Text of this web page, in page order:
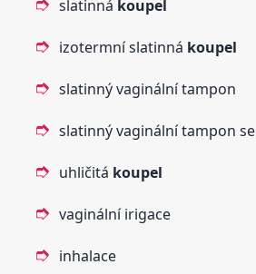
slatinná koupel
izotermní slatinná koupel
slatinný vaginální tampon
slatinný vaginální tampon
uhličitá koupel
vaginální irigace
inhalace